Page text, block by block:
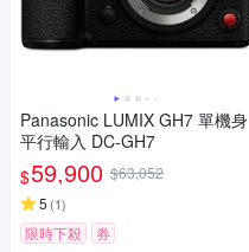
Panasonic LUMIX GH7 單機身
平行輸入 DC-GH7
$59,900 $63,052
5 (1)
限時下殺 券